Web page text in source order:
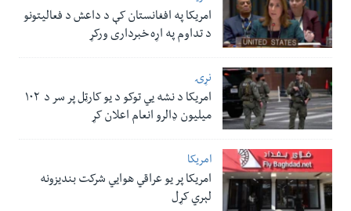
امریکا په افغانستان کې د داعش د فعالیتونو
د تداوم په اړه خبرداری ورکړ
نړۍ
امریکا د نشه یي توکو د یو کارټل پر سر د ۱۰۲
میلیون ډالرو انعام اعلان کړ
امریکا
امریکا پر یو عراقي هوایي شرکت بندیزونه
لېري کړل